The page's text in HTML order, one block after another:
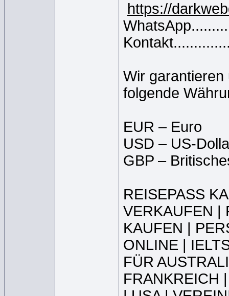
https://
Wir
folgende
EUR – Euro
USD – US-
GBP –
REISEPASS
VERKAUFEN |
KAUFEN |
ONLINE |
FÜR
FRANKREICH